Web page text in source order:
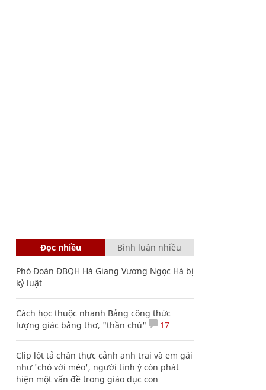
Đọc nhiều Bình luận nhiều
Phó Đoàn ĐBQH Hà Giang Vương Ngọc Hà bị
kỷ luật
Cách học thuộc nhanh Bảng công thức
lượng giác bằng thơ, "thần chú"
17
Clip lột tả chân thực cảnh anh trai và em gái
như 'chó với mèo', người tinh ý còn phát
hiện một vấn đề trong giáo dục con